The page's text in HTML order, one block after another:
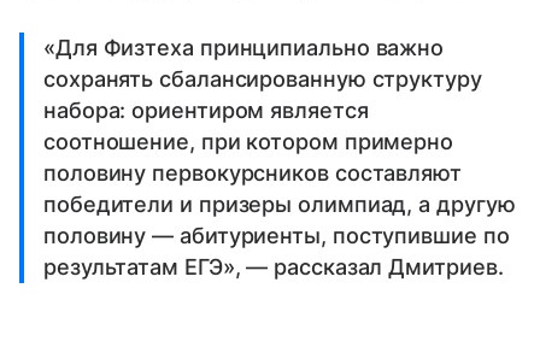
«Для Физтеха принципиально важно
сохранять сбалансированную структуру
набора: ориентиром является
соотношение, при котором примерно
половину первокурсников составляют
победители и призеры олимпиад, а другую
половину — абитуриенты, поступившие по
результатам ЕГЭ», — рассказал Дмитриев.